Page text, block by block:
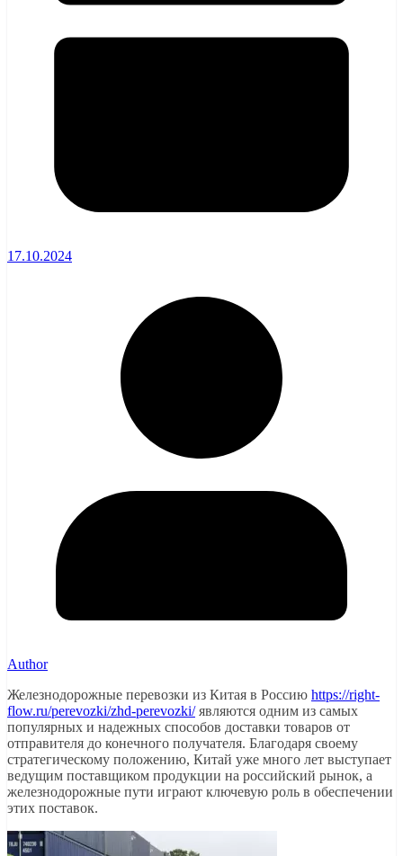
17.10.2024
Author
Железнодорожные перевозки из Китая в Россию https://right-
flow.ru/perevozki/zhd-perevozki/являются одним из самых
популярных и надежных способов доставки товаров от
отправителя до конечного получателя. Благодаря своему
стратегическому положению, Китай уже много лет выступает
ведущим поставщиком продукции на российский рынок, а
железнодорожные пути играют ключевую роль в обеспечении
этих поставок.